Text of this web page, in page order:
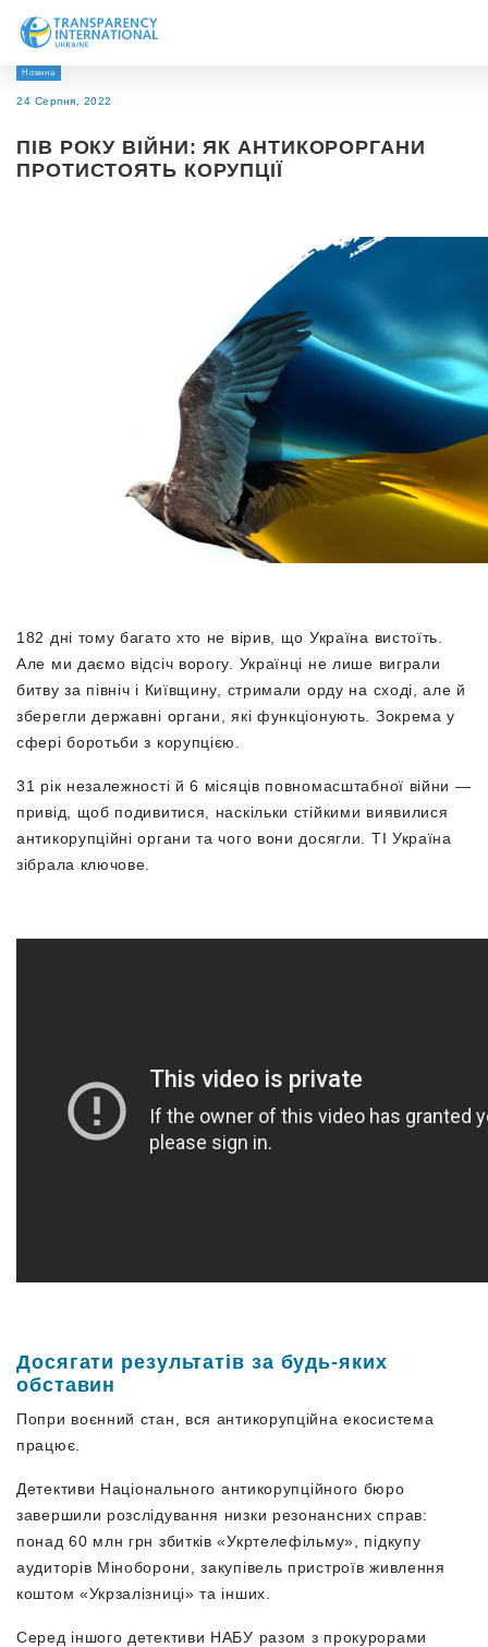
Про нас
Дослідження
Новина
24 Серпня, 2022
ПІВ РОКУ ВІЙНИ: ЯК АНТИКОРОРГАНИ
ПРОТИСТОЯТЬ КОРУПЦІЇ
182 дні тому багато хто не вірив, що Україна вистоїть.
Але ми даємо відсіч ворогу. Українці не лише виграли
битву за північ і Київщину, стримали орду на сході, але й
зберегли державні органи, які функціонують. Зокрема у
сфері боротьби з корупцією.
31 рік незалежності й 6 місяців повномасштабної війни —
привід, щоб подивитися, наскільки стійкими виявилися
антикорупційні органи та чого вони досягли. ТІ Україна
зібрала ключове.
Досягати результатів за будь-яких
обставин
Попри воєнний стан, вся антикорупційна екосистема
працює.
Детективи Національного антикорупційного бюро
завершили розслідування низки резонансних справ:
понад 60 млн грн збитків «Укртелефільму», підкупу
аудиторів Міноборони, закупівель пристроїв живлення
коштом «Укрзалізниці» та інших.
Серед іншого детективи НАБУ разом з прокурорами